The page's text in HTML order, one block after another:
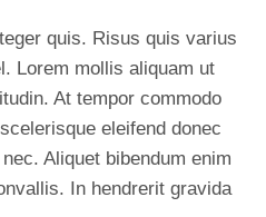
quis. Risus quis varius
Lorem mollis aliquam ut
At tempor commodo
eleifend donec
Aliquet bibendum enim
In hendrerit gravida